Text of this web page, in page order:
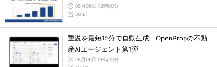
08月06日 12時00分
BUILT
重説を最短15分で自動生成 OpenPropの不動
産AIエージェント第1弾
08月06日 09時00分